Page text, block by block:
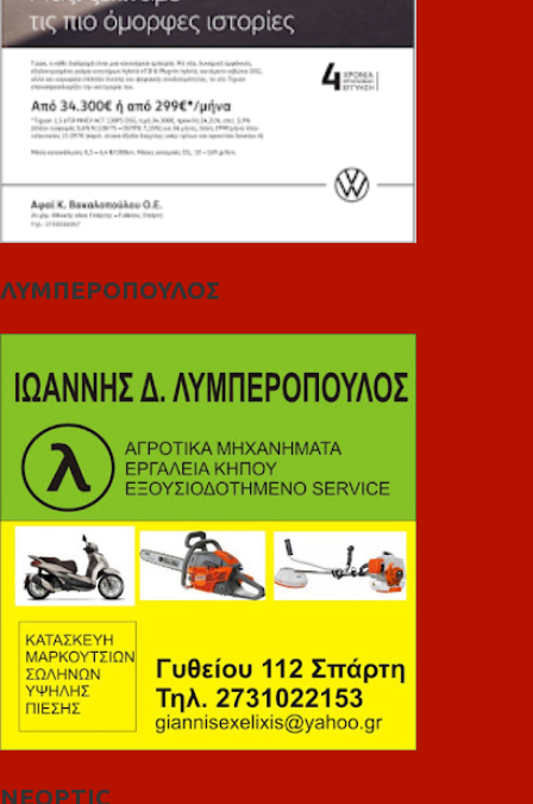
ΛΥΜΠΕΡΟΠΟΥΛΟΣ
NEOPTIC